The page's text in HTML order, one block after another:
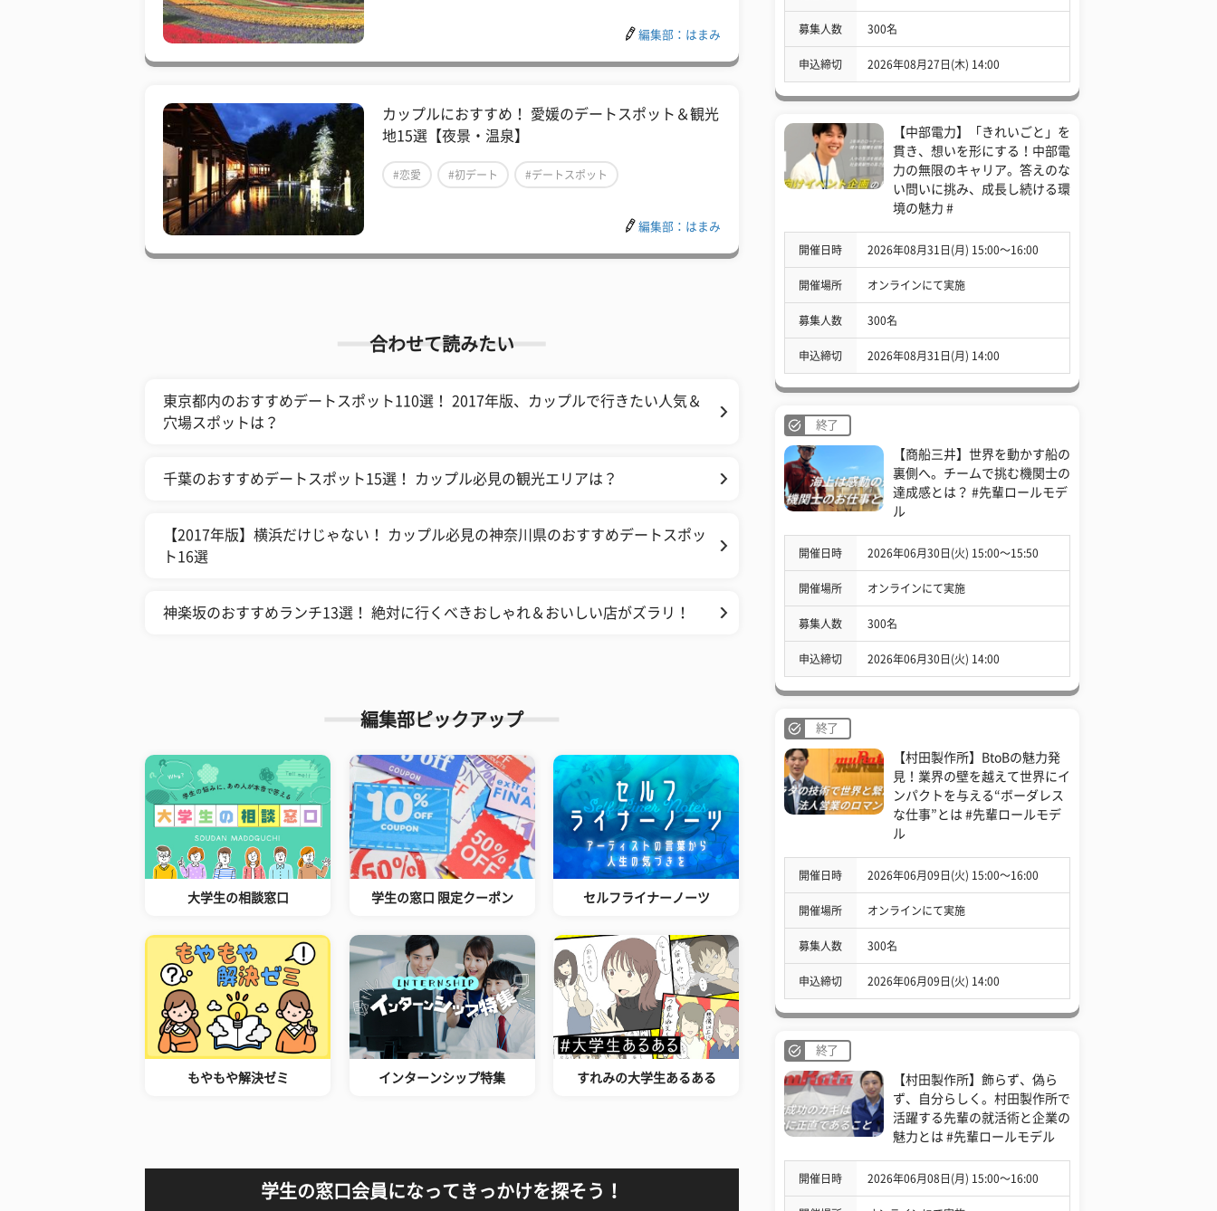
編集部：はまみ
カップルにおすすめ！ 愛媛のデートスポット＆観光
地15選【夜景・温泉】
#恋愛 #初デート #デートスポット
編集部：はまみ
合わせて読みたい
東京都内のおすすめデートスポット110選！ 2017年版、カップルで行きたい人気＆
穴場スポットは？
千葉のおすすめデートスポット15選！ カップル必見の観光エリアは？
【2017年版】横浜だけじゃない！ カップル必見の神奈川県のおすすめデートスポッ
ト16選
神楽坂のおすすめランチ13選！ 絶対に行くべきおしゃれ＆おいしい店がズラリ！
編集部ピックアップ
大学生の相談窓口 学生の窓口 限定クーポン セルフライナーノーツ
もやもや解決ゼミ インターンシップ特集 すれみの大学生あるある
学生の窓口会員になってきっかけを探そう！
募集人数 300名
申込締切 2026年08月27日(木) 14:00
【中部電力】「きれいごと」を
貫き、想いを形にする！中部電
力の無限のキャリア。答えのな
い問いに挑み、成長し続ける環
境の魅力 #
開催日時 2026年08月31日(月) 15:00〜16:00
開催場所 オンラインにて実施
募集人数 300名
申込締切 2026年08月31日(月) 14:00
終了
【商船三井】世界を動かす船の
裏側へ。チームで挑む機関士の
達成感とは？ #先輩ロールモデ
ル
開催日時 2026年06月30日(火) 15:00〜15:50
開催場所 オンラインにて実施
募集人数 300名
申込締切 2026年06月30日(火) 14:00
終了
【村田製作所】BtoBの魅力発
見！業界の壁を越えて世界にイ
ンパクトを与える“ボーダレス
な仕事”とは #先輩ロールモデ
ル
開催日時 2026年06月09日(火) 15:00〜16:00
開催場所 オンラインにて実施
募集人数 300名
申込締切 2026年06月09日(火) 14:00
終了
【村田製作所】飾らず、偽ら
ず、自分らしく。村田製作所で
活躍する先輩の就活術と企業の
魅力とは #先輩ロールモデル
開催日時 2026年06月08日(月) 15:00〜16:00